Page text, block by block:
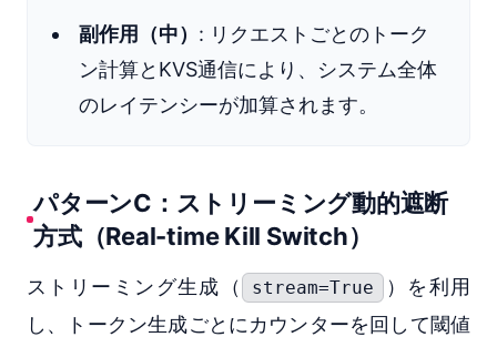
副作用（中） : リクエストごとのトーク
ン計算とKVS通信により、システム全体
のレイテンシーが加算されます。
パターンC：ストリーミング動的遮断
方式（Real-time Kill Switch）
ストリーミング生成（ stream=True
）を利用
し、トークン生成ごとにカウンターを回して閾値